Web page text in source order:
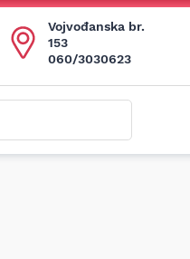
Vojvođanska br.
153
060/3030623